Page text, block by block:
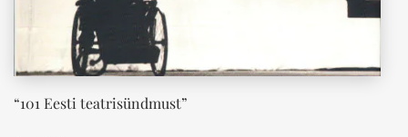
“101 Eesti teatrisündmust”